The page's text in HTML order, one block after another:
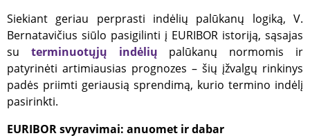
Siekiant geriau perprasti indėlių palūkanų logiką, V.
Bernatavičius siūlo pasigilinti į EURIBOR istoriją, sąsajas
su terminuotųjų indėlių palūkanų normomis ir
patyrinėti artimiausias prognozes – šių įžvalgų rinkinys
padės priimti geriausią sprendimą, kurio termino indėlį
pasirinkti.
EURIBOR svyravimai: anuomet ir dabar